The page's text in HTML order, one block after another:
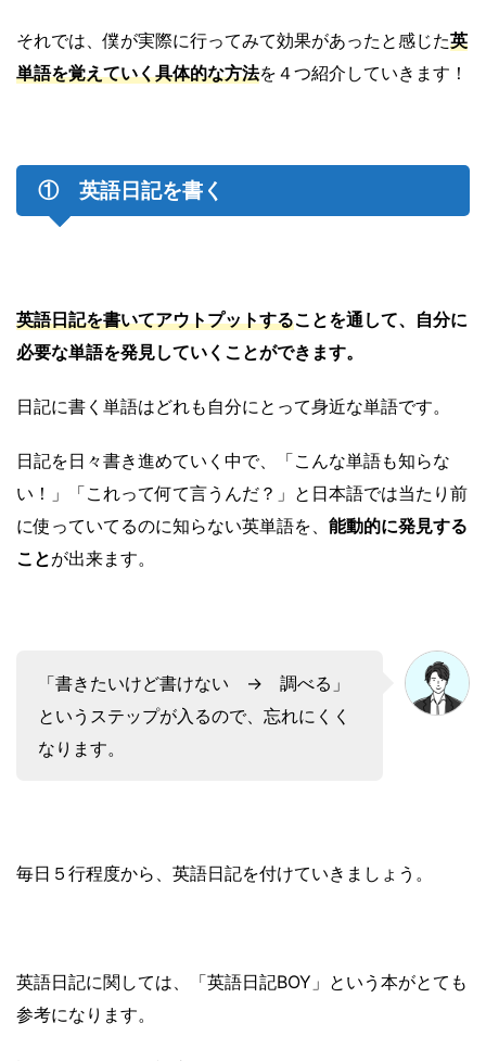
それでは、僕が実際に行ってみて効果があったと感じた英
単語を覚えていく具体的な方法を４つ紹介していきます！
① 英語日記を書く
英語日記を書いてアウトプットすることを通して、自分に
必要な単語を発見していくことができます。
日記に書く単語はどれも自分にとって身近な単語です。
日記を日々書き進めていく中で、「こんな単語も知らな
い！」「これって何て言うんだ？」と日本語では当たり前
に使っていてるのに知らない英単語を、 能動的に発見する
ことが出来ます。
「書きたいけど書けない → 調べる」
というステップが入るので、忘れにくく
なります。
毎日５行程度から、英語日記を付けていきましょう。
英語日記に関しては、「英語日記BOY」という本がとても
参考になります。